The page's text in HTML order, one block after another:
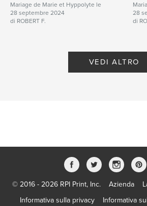
Mariage de Marie et Hyppolyte le
28 septembre 2024
di ROBERT F.
28
di
VEDI ALTRO
© 2016 - 2026 RPI Print, Inc. Azienda
Informativa sulla privacy
Informativa